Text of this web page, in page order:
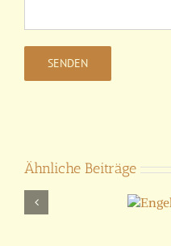
Ähnliche Beiträge